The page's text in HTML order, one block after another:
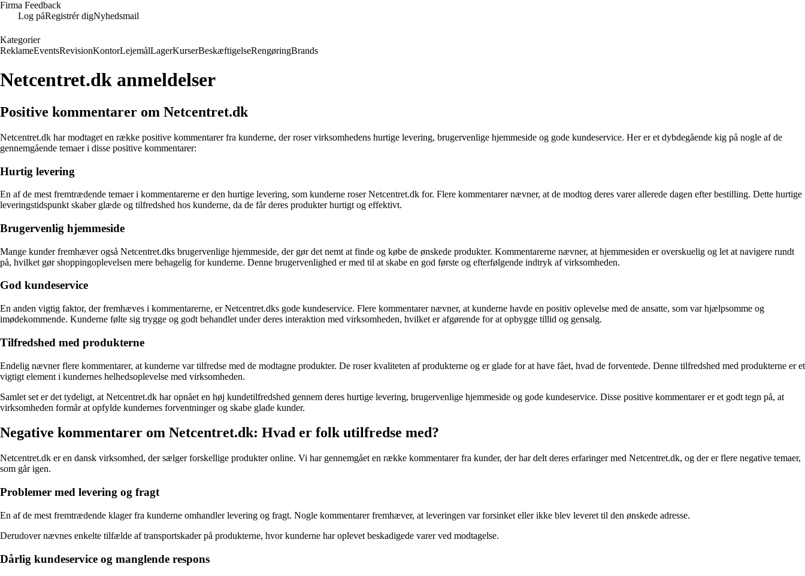
Firma Feedback
Log påRegistrér digNyhedsmail
Kategorier
ReklameEventsRevisionKontorLejemålLagerKurserBeskæftigelseRengøringBrands
Netcentret.dk anmeldelser
Positive kommentarer om Netcentret.dk
Netcentret.dk har modtaget en række positive kommentarer fra kunderne, der roser virksomhedens hurtige levering, brugervenlige hjemmeside og gode kundeservice. Her er et dybdegående kig på nogle af de
gennemgående temaer i disse positive kommentarer:
Hurtig levering
En af de mest fremtrædende temaer i kommentarerne er den hurtige levering, som kunderne roser Netcentret.dk for. Flere kommentarer nævner, at de modtog deres varer allerede dagen efter bestilling. Dette hurtige
leveringstidspunkt skaber glæde og tilfredshed hos kunderne, da de får deres produkter hurtigt og effektivt.
Brugervenlig hjemmeside
Mange kunder fremhæver også Netcentret.dks brugervenlige hjemmeside, der gør det nemt at finde og købe de ønskede produkter. Kommentarerne nævner, at hjemmesiden er overskuelig og let at navigere rundt
på, hvilket gør shoppingoplevelsen mere behagelig for kunderne. Denne brugervenlighed er med til at skabe en god første og efterfølgende indtryk af virksomheden.
God kundeservice
En anden vigtig faktor, der fremhæves i kommentarerne, er Netcentret.dks gode kundeservice. Flere kommentarer nævner, at kunderne havde en positiv oplevelse med de ansatte, som var hjælpsomme og
imødekommende. Kunderne følte sig trygge og godt behandlet under deres interaktion med virksomheden, hvilket er afgørende for at opbygge tillid og gensalg.
Tilfredshed med produkterne
Endelig nævner flere kommentarer, at kunderne var tilfredse med de modtagne produkter. De roser kvaliteten af produkterne og er glade for at have fået, hvad de forventede. Denne tilfredshed med produkterne er et
vigtigt element i kundernes helhedsoplevelse med virksomheden.
Samlet set er det tydeligt, at Netcentret.dk har opnået en høj kundetilfredshed gennem deres hurtige levering, brugervenlige hjemmeside og gode kundeservice. Disse positive kommentarer er et godt tegn på, at
virksomheden formår at opfylde kundernes forventninger og skabe glade kunder.
Negative kommentarer om Netcentret.dk: Hvad er folk utilfredse med?
Netcentret.dk er en dansk virksomhed, der sælger forskellige produkter online. Vi har gennemgået en række kommentarer fra kunder, der har delt deres erfaringer med Netcentret.dk, og der er flere negative temaer,
som går igen.
Problemer med levering og fragt
En af de mest fremtrædende klager fra kunderne omhandler levering og fragt. Nogle kommentarer fremhæver, at leveringen var forsinket eller ikke blev leveret til den ønskede adresse.
Derudover nævnes enkelte tilfælde af transportskader på produkterne, hvor kunderne har oplevet beskadigede varer ved modtagelse.
Dårlig kundeservice og manglende respons